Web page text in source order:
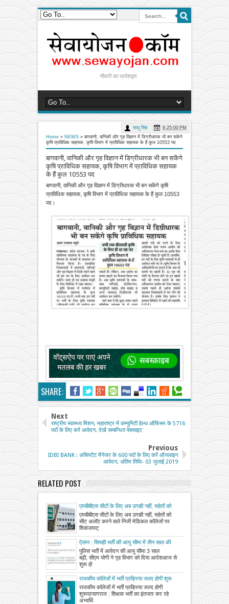
नौकरी का प्रवेशद्वार
Home » NEWS » बागवानी, वानिकी और गृह विज्ञान में डिग्रीधारक भी बन सकेंगे
कृषि प्राविधिक सहायक, कृषि विभाग में प्राविधिक सहायक के हैं कुल 10553 पद
बागवानी, वानिकी और गृह विज्ञान में डिग्रीधारक भी बन सकेंगे
कृषि प्राविधिक सहायक, कृषि विभाग में प्राविधिक सहायक
के हैं कुल 10553 पद
साधू सिंह 6:25:00 PM
बागवानी, वानिकी और गृह विज्ञान में डिग्रीधारक भी बन सकेंगे कृषि
प्राविधिक सहायक, कृषि विभाग में प्राविधिक सहायक के हैं कुल 10553
पद।
SHARE:
Next
राष्ट्रीय स्वास्थ्य मिशन, महाराष्ट्र में कम्युनिटी हेल्थ ऑफिसर के 5716
पदों के लिए करें आवेदन, देखें सम्बन्धित वेबसाइट
Previous
IDBI BANK : असिस्टेंट मैनेजर के 600 पदों के लिए करें ऑनलाइन
आवेदन, अंतिम तिथि- 03 जुलाई 2019
RELATED POST
एमबीबीएस सीटों के लिए अब उगाही नहीं, चहेतों को
सीट अलॉट करने वाले निजी मेडिकल कॉलेजों पर
शिकंजा
एमबीबीएस सीटों के लिए अब उगाही नहीं, चहेतों को
सीट अलॉट करने वाले निजी मेडिकल कॉलेजों पर
शिकंजास्ट्
ऐलान : सिपाही भर्ती की आयु सीमा में तीन साल की
छूट, सीएम योगी ने होने जा रही भर्तियों में लाखों
अभ्यर्थियों को दी बड़ी राहत
पुलिस भर्ती में आवेदन की आयु सीमा 3 साल
बढ़ी, सीएम योगी ने गृह विभाग को दिया आदेशआज से
शुरू हो
राजकीय कॉलेजों में भर्ती प्रक्रिया जल्द होगी शुरू
राजकीय कॉलेजों में भर्ती प्रक्रिया जल्द होगी
शुरूप्रयागराज : शिक्षक भर्ती का इंतजार कर रहे
अभ्यर्थि